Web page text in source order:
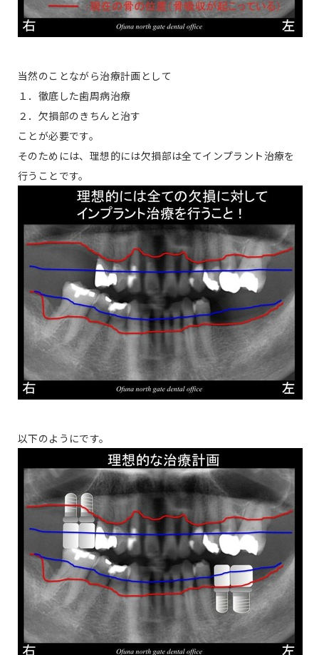
当然のことながら治療計画として
１．徹底した歯周病治療
２．欠損部のきちんと治す
ことが必要です。
そのためには、理想的には欠損部は全てインプラント治療を
行うことです。
以下のようにです。